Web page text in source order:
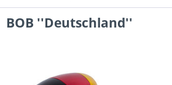
BOB ''Deutschland''